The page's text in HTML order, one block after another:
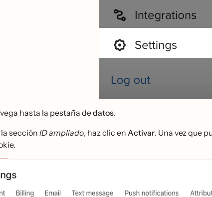
hasta la pestaña dedatos.
la sección ID ampliado, haz clic en Activar. Una vez que